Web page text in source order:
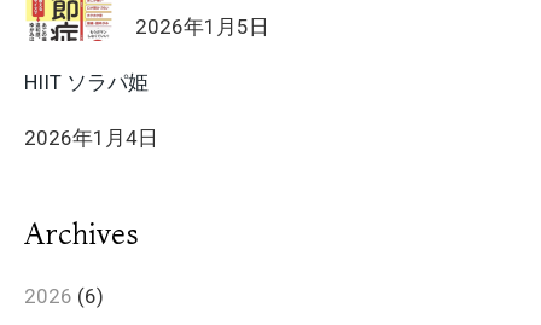
2026年1月5日
HIIT ソラパ姫
2026年1月4日
Archives
2026 (6)